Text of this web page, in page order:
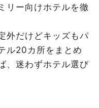
ル
館グリーンピア大沼
温泉第一ホテル 豊洲亭 豆
ナチュラルリゾート
リー向けホテルを徹
外だけどキッズもパ
ル20カ所をまとめ
、迷わずホテル選び